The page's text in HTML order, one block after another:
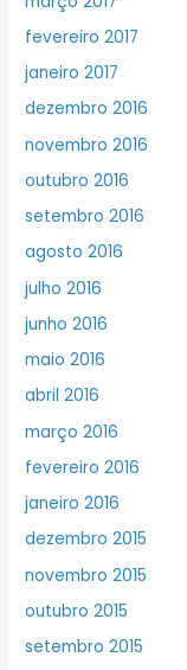
fevereiro 2017
janeiro 2017
dezembro 2016
novembro 2016
outubro 2016
setembro 2016
agosto 2016
julho 2016
junho 2016
maio 2016
abril 2016
março 2016
fevereiro 2016
janeiro 2016
dezembro 2015
novembro 2015
outubro 2015
setembro 2015